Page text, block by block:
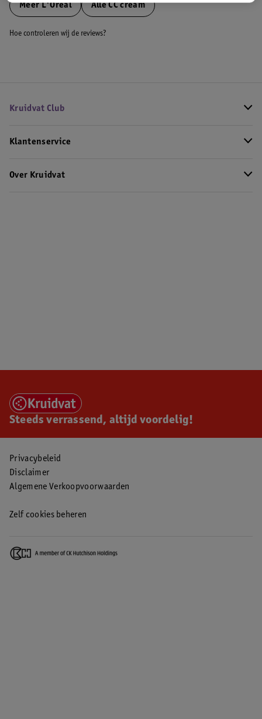
MeerL'Oreal Alle CC cream
Hoe controleren wij de reviews?
Kruidvat Club
Klantenservice
Over Kruidvat
Steeds verrassend, altijd voordelig!
Privacybeleid
Disclaimer
Algemene Verkoopvoorwaarden
Zelf cookies beheren